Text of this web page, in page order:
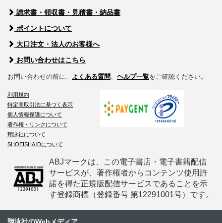
請求書・領収書・見積書・納品書
ポイントについて
大口注文・法人のお客様へ
お問い合わせはこちら
お問い合わせの前に、 よくある質問、 ヘルプ一覧をご確認ください。
利用規約
特定商取引法に基づく表示
個人情報保護について
著作権・リンクについて
翔泳社について
SHOEISHA iDについて
ABJマークは、この電子書店・電子書籍配信
サービスが、著作権者からコンテンツ使用許
諾を得た正規版配信サービスであることを示
す登録商標（登録番号 第12291001号）です。